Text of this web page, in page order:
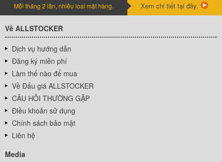
Mỗi tháng 2 lần, nhiều loai mặt hàng. Xem chi tiết tại đây.
Về ALLSTOCKER
Dịch vụ hướng dẫn
Đăng ký miễn phí
Làm thế nào để mua
Về Đấu giá ALLSTOCKER
CÂU HỎI THƯỜNG GẶP
Điều khoản sử dụng
Chính sách bảo mật
Liên hệ
Media